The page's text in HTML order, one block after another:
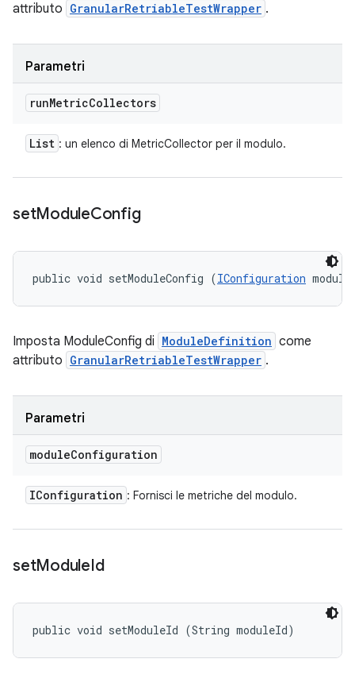
attributo GranularRetriableTestWrapper .
Parametri
runMetricCollectors
List : un elenco di MetricCollector per il modulo.
setModuleConfig
public void setModuleConfig (IConfiguration
Imposta ModuleConfig di ModuleDefinition come
attributo GranularRetriableTestWrapper .
Parametri
moduleConfiguration
IConfiguration : Fornisci le metriche del modulo.
setModuleId
public void setModuleId (String moduleId)